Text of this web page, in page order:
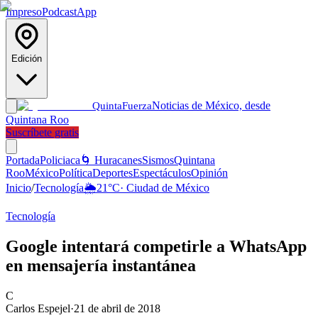
ImpresoPodcastApp
Edición
QuintaFuerzaNoticias de México, desde
Quintana Roo
Suscríbete gratis
PortadaPoliciaca 🌀 HuracanesSismosQuintana
RooMéxicoPolíticaDeportesEspectáculosOpinión
Inicio/Tecnología🌦️21°C· Ciudad de México
Tecnología
Google intentará competirle a WhatsApp
en mensajería instantánea
C
Carlos Espejel·21 de abril de 2018